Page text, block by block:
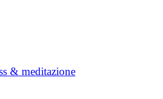
& meditazione